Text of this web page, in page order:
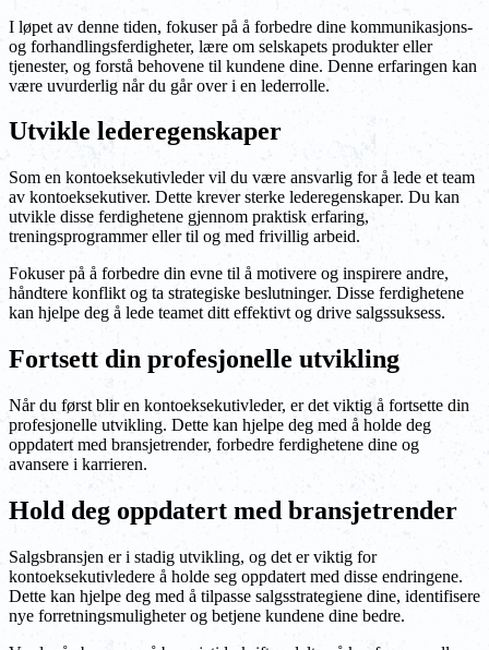
I løpet av denne tiden, fokuser på å forbedre dine kommunikasjons-
og forhandlingsferdigheter, lære om selskapets produkter eller
tjenester, og forstå behovene til kundene dine. Denne erfaringen kan
være uvurderlig når du går over i en lederrolle.
Utvikle lederegenskaper
Som en kontoeksekutivleder vil du være ansvarlig for å lede et team
av kontoeksekutiver. Dette krever sterke lederegenskaper. Du kan
utvikle disse ferdighetene gjennom praktisk erfaring,
treningsprogrammer eller til og med frivillig arbeid.
Fokuser på å forbedre din evne til å motivere og inspirere andre,
håndtere konflikt og ta strategiske beslutninger. Disse ferdighetene
kan hjelpe deg å lede teamet ditt effektivt og drive salgssuksess.
Fortsett din profesjonelle utvikling
Når du først blir en kontoeksekutivleder, er det viktig å fortsette din
profesjonelle utvikling. Dette kan hjelpe deg med å holde deg
oppdatert med bransjetrender, forbedre ferdighetene dine og
avansere i karrieren.
Hold deg oppdatert med bransjetrender
Salgsbransjen er i stadig utvikling, og det er viktig for
kontoeksekutivledere å holde seg oppdatert med disse endringene.
Dette kan hjelpe deg med å tilpasse salgsstrategiene dine, identifisere
nye forretningsmuligheter og betjene kundene dine bedre.